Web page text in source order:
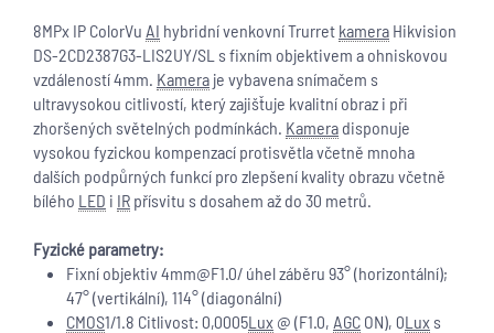
8MPx IP ColorVu AI hybridní venkovní Trurret kamera Hikvision
DS-2CD2387G3-LIS2UY/SL s fixním objektivem a ohniskovou
vzdáleností 4mm. Kamera je vybavena snímačem s
ultravysokou citlivostí, který zajišťuje kvalitní obraz i při
zhoršených světelných podmínkách. Kamera disponuje
vysokou fyzickou kompenzací protisvětla včetně mnoha
dalších podpůrných funkcí pro zlepšení kvality obrazu včetně
bílého LED i IR přísvitu s dosahem až do 30 metrů.
Fyzické parametry:
Fixní objektiv 4mm@F1.0/ úhel záběru 93° (horizontální);
47° (vertikální), 114° (diagonální)
CMOS1/1.8 Citlivost: 0,0005Lux @ (F1.0, AGC ON), 0Lux s